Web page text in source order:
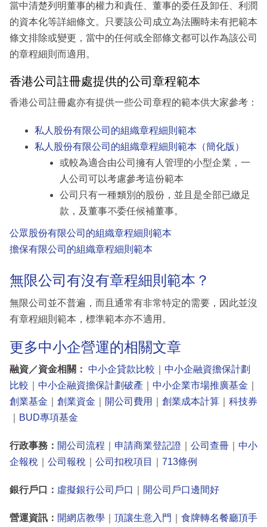
當中清楚列明董事的權力和責任、董事的委任及卸任、利潤
的資本化等詳細條文。只要該公司成立為法團時未有把範本
條文排除或變更，當中的任何或全部條文都可以作為該公司
的章程細則而適用。
香港公司註冊處提供的公司章程範本
香港公司註冊處亦有提供一些公司章程的範本供大家參考：
私人股份有限公司的組織章程細則範本
私人股份有限公司的組織章程細則範本（簡化版）
或較為適合由公司擁有人管理的小型企業，一
人公司可以考慮參考這份範本
公司只有一種類別的股份，並且是全部已繳足
款，及董事不委任候補董事。
公眾股份有限公司的組織章程細則範本
擔保有限公司的組織章程細則範本
無限公司有沒有章程細則範本？
無限公司並不普遍，而且通常有非常特定的需要，因此並沒
有章程細則範本，標準範本亦不適用。
更多中小企營運的相關文章
融資／資金相關： 中小企貸款比較
中小企融資擔保計劃
比較
中小企融資擔保計劃破產 中小企業市場推廣基金
創業基金
創業資金 開公司費用 創業成本計算
科技券
BUD專項基金
行政事務： 開公司流程 申請商業登記證 公司查冊
中小
企報稅
公司報稅 公司扣稅項目 713條例
銀行戶口： 虛擬銀行公司戶口 開公司戶口邊間好
營運資訊： 開網店教學 頂讓生意入門
食牌轉名餐廳頂手